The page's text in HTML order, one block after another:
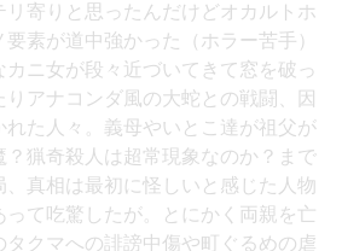
リ寄りと思ったんだけどオカルトホ
要素が道中強かった（ホラー苦手）
カニ女が段々近づいてきて窓を破っ
りアナコンダ風の大蛇との戦闘、因
れた人々。義母やいとこ達が祖父が
？猟奇殺人は超常現象なのか？まで
、真相は最初に怪しいと感じた人物
って吃驚したが。とにかく両親を亡
タクマへの誹謗中傷や町ぐるめの虐